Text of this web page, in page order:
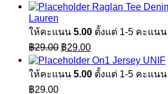
Raglan Tee
Lauren
ให้คะแนน 5.00 ตั้งแต่ 1-5 คะแนน
฿29.00 Original
price
was:
฿29.00.
฿29.00Current
price
is:
฿29.00.
On1 Jersey UNIF
ให้คะแนน 5.00 ตั้งแต่ 1-5 คะแนน
฿29.00